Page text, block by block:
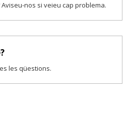
nos si veieu cap problema.
les qüestions.